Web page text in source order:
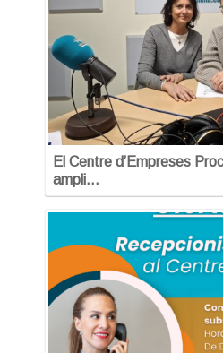
El Centre d’Empreses
ampli…